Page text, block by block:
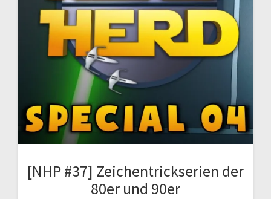
[NHP #37] Zeichentrickserien der
80er und 90er